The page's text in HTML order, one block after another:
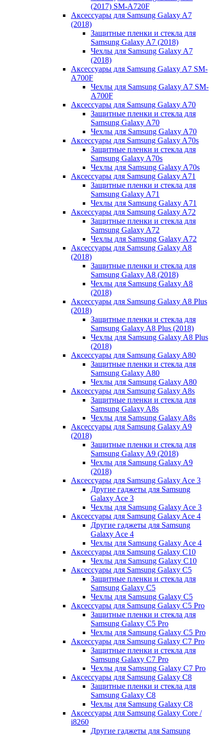
(2017) SM-A720F
Аксессуары для Samsung Galaxy A7
(2018)
Защитные пленки и стекла для
Samsung Galaxy A7 (2018)
Чехлы для Samsung Galaxy A7
(2018)
Аксессуары для Samsung Galaxy A7 SM-
A700F
Чехлы для Samsung Galaxy A7 SM-
A700F
Аксессуары для Samsung Galaxy A70
Защитные пленки и стекла для
Samsung Galaxy A70
Чехлы для Samsung Galaxy A70
Аксессуары для Samsung Galaxy A70s
Защитные пленки и стекла для
Samsung Galaxy A70s
Чехлы для Samsung Galaxy A70s
Аксессуары для Samsung Galaxy A71
Защитные пленки и стекла для
Samsung Galaxy A71
Чехлы для Samsung Galaxy A71
Аксессуары для Samsung Galaxy A72
Защитные пленки и стекла для
Samsung Galaxy A72
Чехлы для Samsung Galaxy A72
Аксессуары для Samsung Galaxy A8
(2018)
Защитные пленки и стекла для
Samsung Galaxy A8 (2018)
Чехлы для Samsung Galaxy A8
(2018)
Аксессуары для Samsung Galaxy A8 Plus
(2018)
Защитные пленки и стекла для
Samsung Galaxy A8 Plus (2018)
Чехлы для Samsung Galaxy A8 Plus
(2018)
Аксессуары для Samsung Galaxy A80
Защитные пленки и стекла для
Samsung Galaxy A80
Чехлы для Samsung Galaxy A80
Аксессуары для Samsung Galaxy A8s
Защитные пленки и стекла для
Samsung Galaxy A8s
Чехлы для Samsung Galaxy A8s
Аксессуары для Samsung Galaxy A9
(2018)
Защитные пленки и стекла для
Samsung Galaxy A9 (2018)
Чехлы для Samsung Galaxy A9
(2018)
Аксессуары для Samsung Galaxy Ace 3
Другие гаджеты для Samsung
Galaxy Ace 3
Чехлы для Samsung Galaxy Ace 3
Аксессуары для Samsung Galaxy Ace 4
Другие гаджеты для Samsung
Galaxy Ace 4
Чехлы для Samsung Galaxy Ace 4
Аксессуары для Samsung Galaxy C10
Чехлы для Samsung Galaxy C10
Аксессуары для Samsung Galaxy C5
Защитные пленки и стекла для
Samsung Galaxy C5
Чехлы для Samsung Galaxy C5
Аксессуары для Samsung Galaxy C5 Pro
Защитные пленки и стекла для
Samsung Galaxy C5 Pro
Чехлы для Samsung Galaxy C5 Pro
Аксессуары для Samsung Galaxy C7 Pro
Защитные пленки и стекла для
Samsung Galaxy C7 Pro
Чехлы для Samsung Galaxy C7 Pro
Аксессуары для Samsung Galaxy C8
Защитные пленки и стекла для
Samsung Galaxy C8
Чехлы для Samsung Galaxy C8
Аксессуары для Samsung Galaxy Core /
i8260
Другие гаджеты для Samsung